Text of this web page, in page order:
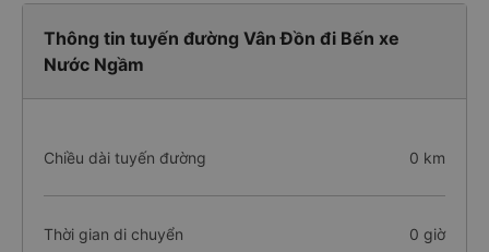
Thông tin tuyến đường Vân Đồn đi Bến xe
Nước Ngầm
Chiều dài tuyến đường 0 km
Thời gian di chuyển 0 giờ